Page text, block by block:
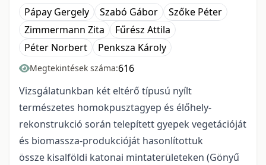
Pápay Gergely Szabó Gábor
Szőke Péter
Zimmermann Zita
Fűrész Attila
Péter Norbert
Penksza Károly
Megtekintések száma:616
Vizsgálatunkban két eltérő típusú nyílt
természetes homokpusztagyep és élőhely-
rekonstrukció során telepített gyepek vegetációját
és biomassza-produkcióját hasonlítottuk
össze kisalföldi katonai mintaterületeken (Gönyű